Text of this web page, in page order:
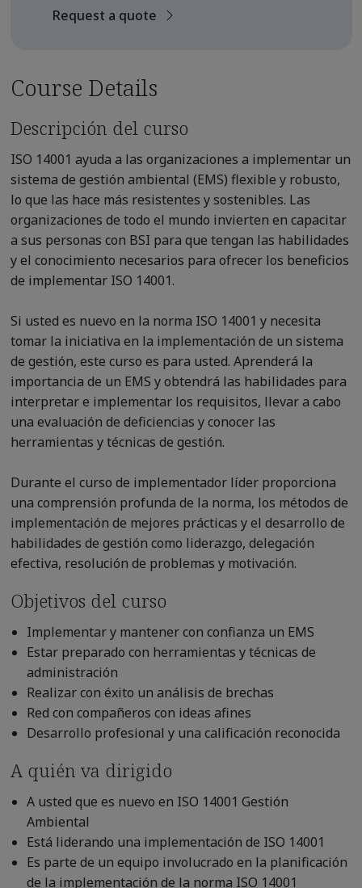
Request a quote
Course Details
Descripción del curso
ISO 14001 ayuda a las organizaciones a implementar un
sistema de gestión ambiental (EMS) flexible y robusto,
lo que las hace más resistentes y sostenibles. Las
organizaciones de todo el mundo invierten en capacitar
a sus personas con BSI para que tengan las habilidades
y el conocimiento necesarios para ofrecer los beneficios
de implementar ISO 14001.
Si usted es nuevo en la norma ISO 14001 y necesita
tomar la iniciativa en la implementación de un sistema
de gestión, este curso es para usted. Aprenderá la
importancia de un EMS y obtendrá las habilidades para
interpretar e implementar los requisitos, llevar a cabo
una evaluación de deficiencias y conocer las
herramientas y técnicas de gestión.
Durante el curso de implementador líder proporciona
una comprensión profunda de la norma, los métodos de
implementación de mejores prácticas y el desarrollo de
habilidades de gestión como liderazgo, delegación
efectiva, resolución de problemas y motivación.
Objetivos del curso
Implementar y mantenercon confianza un EMS
Estar preparado con herramientas y técnicas de
administración
Realizar con éxito un análisis de brechas
Red con compañeros con ideas afines
Desarrollo profesional y una calificación reconocida
A quién va dirigido
A usted que es nuevo en ISO 14001 Gestión
Ambiental
Está liderando una implementación de ISO 14001
Es parte de un equipo involucrado en la planificación
de la implementación de la norma ISO 14001